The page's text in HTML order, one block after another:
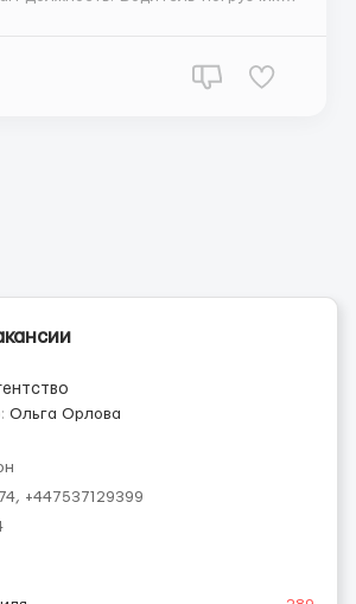
погрузчика на складе в Англии,
Ольга Орлова
+447537129399